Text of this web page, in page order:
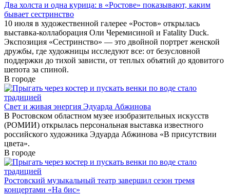
Два холста и одна курица: в «Ростове» показывают, каким
бывает сестринство
10 июля в художественной галерее «Ростов» открылась
выставка-коллаборация Оли Черемисиной и Fatality Duck.
Экспозиция «Сестринство» — это двойной портрет женской
дружбы, где художницы исследуют все: от безусловной
поддержки до тихой зависти, от теплых объятий до ядовитого
шепота за спиной.
В городе
Свет и живая энергия Эдуарда Абжинова
В Ростовском областном музее изобразительных искусств
(РОМИИ) открылась персональная выставка известного
российского художника Эдуарда Абжинова «В присутствии
цвета».
В городе
Ростовский музыкальный театр завершил сезон тремя
концертами «На бис»